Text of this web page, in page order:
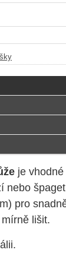
je
nebo
pro
lišit.